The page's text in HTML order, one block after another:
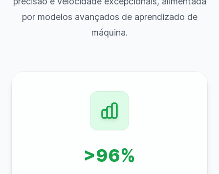
por modelos avançados de aprendizado de
máquina.
>96%